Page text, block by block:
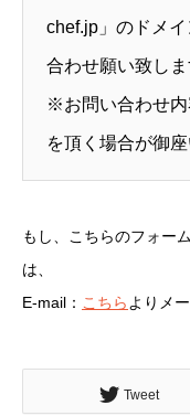
chef.jp」のドメ
合わせ願い致しま
※お問い合わせ内
を頂く場合が御座
もし、こちらのフォー
は、
E-mail： こちら よりメ
Tweet